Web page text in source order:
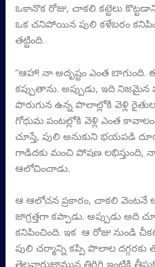
ఒకానొక రోజు, చాకలి కట్టెలు
ఒక చనిపోయిన పులి కళేబరం
తట్టింది.
“ఆహా! నా అదృష్టం ఎంత
కప్పుతాను. అప్పుడు, ఇది
పొరుగున ఉన్న పొలాల్లోకి వెళ్లి
గోధుమ పంటల్లోకి వెళ్లి ఎంత
చూస్తే, పులి అనుకుని భయపడి
గాడిదకు మంచి పోషణ లభిస్తుంది,
ఆలోచించాడు.
ఆ ఆలోచన ప్రకారం, చాకలి వెంటనే
జాగ్రత్తగా కప్పాడు. అప్పుడు అది
కనిపించింది. ఇక ఆ రోజు నుండి
పులి చర్మాన్ని కప్పి పొలాల
తెల్లవారుజామున తిరిగి ఇంటికి